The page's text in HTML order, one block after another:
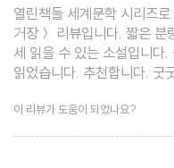
열린책들 세계문학 시리즈
거장＞ 리뷰입니다. 짧은 분
세 읽을 수 있는 소설입니다
읽었습니다. 추천합니다. 굿
이 리뷰가 도움이 되었나요?